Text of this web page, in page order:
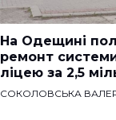
На Одещині
ремонт
ліцею за 2,5
СОКОЛОВСЬКА